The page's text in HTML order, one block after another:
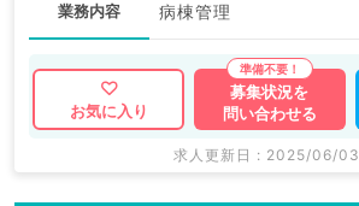
業務内容 病棟管理
お気に入り
募集状況を
問い合わせる
求人更新日 : 2025/06/03